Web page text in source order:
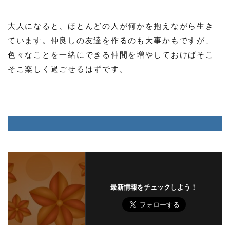
大人になると、ほとんどの人が何かを抱えながら生き
ています。仲良しの友達を作るのも大事かもですが、
色々なことを一緒にできる仲間を増やしておけばそこ
そこ楽しく過ごせるはずです。
最新情報をチェックしよう！